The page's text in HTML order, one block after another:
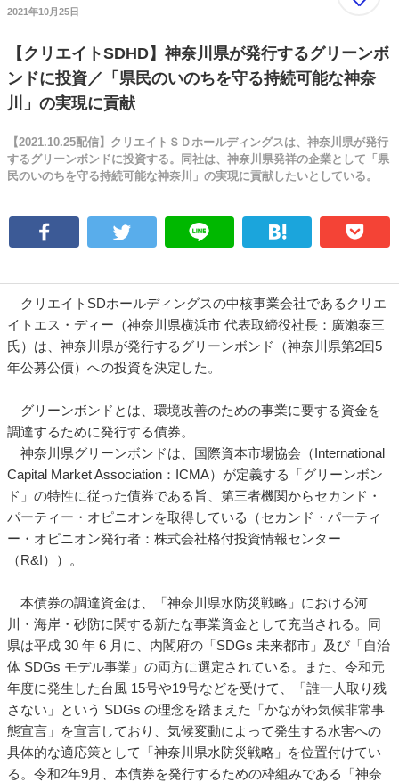
2021年10月25日
【クリエイトSDHD】神奈川県が発行するグリーンボ
ンドに投資／「県民のいのちを守る持続可能な神奈
川」の実現に貢献
【2021.10.25配信】クリエイトＳＤホールディングスは、神奈川県が発行
するグリーンボンドに投資する。同社は、神奈川県発祥の企業として「県
民のいのちを守る持続可能な神奈川」の実現に貢献したいとしている。
クリエイトSDホールディングスの中核事業会社であるクリエ
イトエス・ディー（神奈川県横浜市 代表取締役社長：廣瀨泰三
氏）は、神奈川県が発行するグリーンボンド（神奈川県第2回5
年公募公債）への投資を決定した。
グリーンボンドとは、環境改善のための事業に要する資金を
調達するために発行する債券。
神奈川県グリーンボンドは、国際資本市場協会（International
Capital Market Association：ICMA）が定義する「グリーンボン
ド」の特性に従った債券である旨、第三者機関からセカンド・
パーティー・オピニオンを取得している（セカンド・パーティ
ー・オピニオン発行者：株式会社格付投資情報センター
（R&I））。
本債券の調達資金は、「神奈川県水防災戦略」における河
川・海岸・砂防に関する新たな事業資金として充当される。同
県は平成 30 年 6 月に、内閣府の「SDGs 未来都市」及び「自治
体 SDGs モデル事業」の両方に選定されている。また、令和元
年度に発生した台風 15号や19号などを受けて、「誰一人取り残
さない」という SDGs の理念を踏まえた「かながわ気候非常事
態宣言」を宣言しており、気候変動によって発生する水害への
具体的な適応策として「神奈川県水防災戦略」を位置付けてい
る。令和2年9月、本債券を発行するための枠組みである「神奈